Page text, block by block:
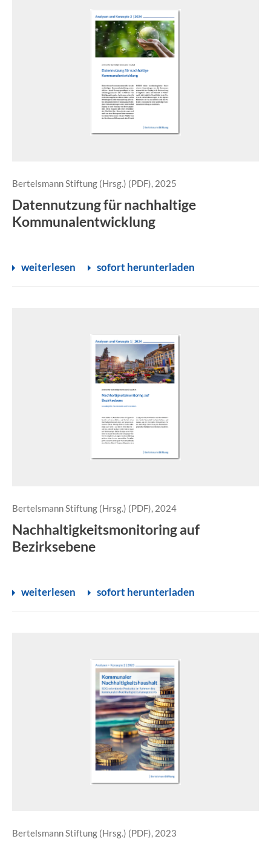
Bertelsmann Stiftung (Hrsg.) (PDF), 2025
Datennutzung für nachhaltige
Kommunalentwicklung
weiterlesen sofort herunterladen
Bertelsmann Stiftung (Hrsg.) (PDF), 2024
Nachhaltigkeitsmonitoring auf
Bezirksebene
weiterlesen sofort herunterladen
Bertelsmann Stiftung (Hrsg.) (PDF), 2023